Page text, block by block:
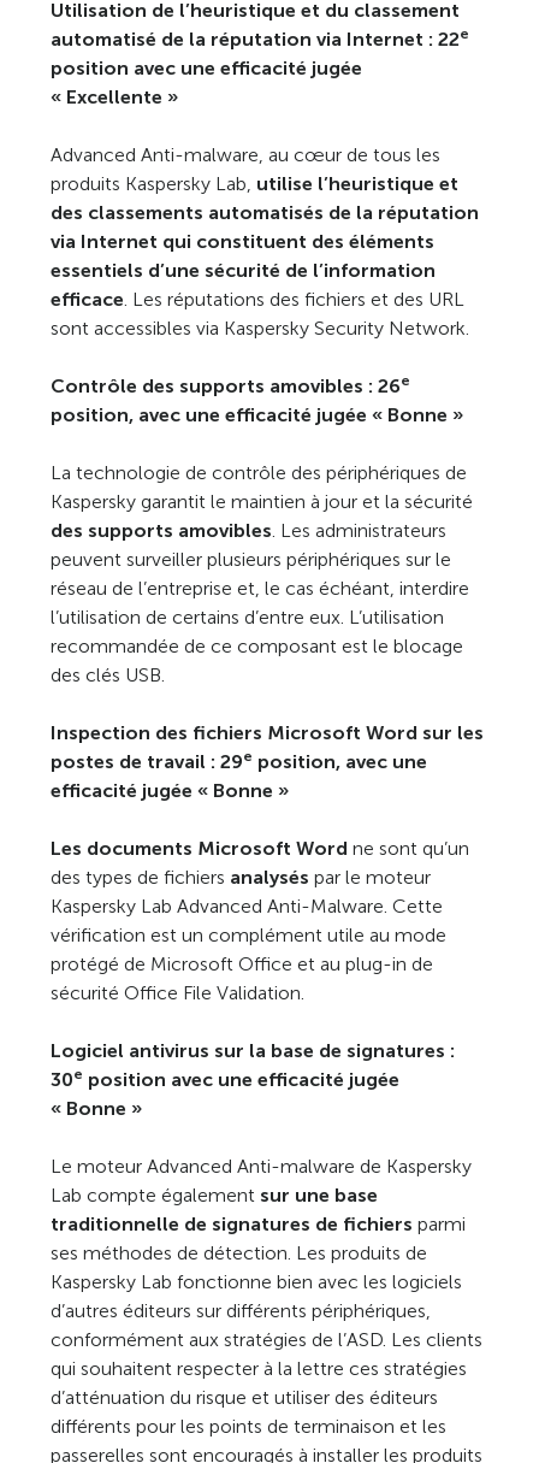
Utilisation de l’heuristique et du classement
automatisé de la réputation via Internet : 22e
position avec une efficacité jugée
« Excellente »
Advanced Anti-malware, au cœur de tous les
produits Kaspersky Lab, utilise l’heuristique et
des classements automatisés de la réputation
via Internet qui constituent des éléments
essentiels d’une sécurité de l’information
efficace . Les réputations des fichiers et des URL
sont accessibles via Kaspersky Security Network.
Contrôle des supports amovibles : 26e
position, avec une efficacité jugée « Bonne »
La technologie de contrôle des périphériques de
Kaspersky garantit le maintien à jour et la sécurité
des supports amovibles . Les administrateurs
peuvent surveiller plusieurs périphériques sur le
réseau de l’entreprise et, le cas échéant, interdire
l’utilisation de certains d’entre eux. L’utilisation
recommandée de ce composant est le blocage
des clés USB.
Inspection des fichiers Microsoft Word sur les
postes de travail : 29e position, avec une
efficacité jugée « Bonne »
Les documents Microsoft Word ne sont qu’un
des types de fichiers analysés par le moteur
Kaspersky Lab Advanced Anti-Malware. Cette
vérification est un complément utile au mode
protégé de Microsoft Office et au plug-in de
sécurité Office File Validation.
Logiciel antivirus sur la base de signatures :
30e position avec une efficacité jugée
« Bonne »
Le moteur Advanced Anti-malware de Kaspersky
Lab compte également sur une base
traditionnelle de signatures de fichiers parmi
ses méthodes de détection. Les produits de
Kaspersky Lab fonctionne bien avec les logiciels
d’autres éditeurs sur différents périphériques,
conformément aux stratégies de l’ASD. Les clients
qui souhaitent respecter à la lettre ces stratégies
d’atténuation du risque et utiliser des éditeurs
différents pour les points de terminaison et les
passerelles sont encouragés à installer les produits